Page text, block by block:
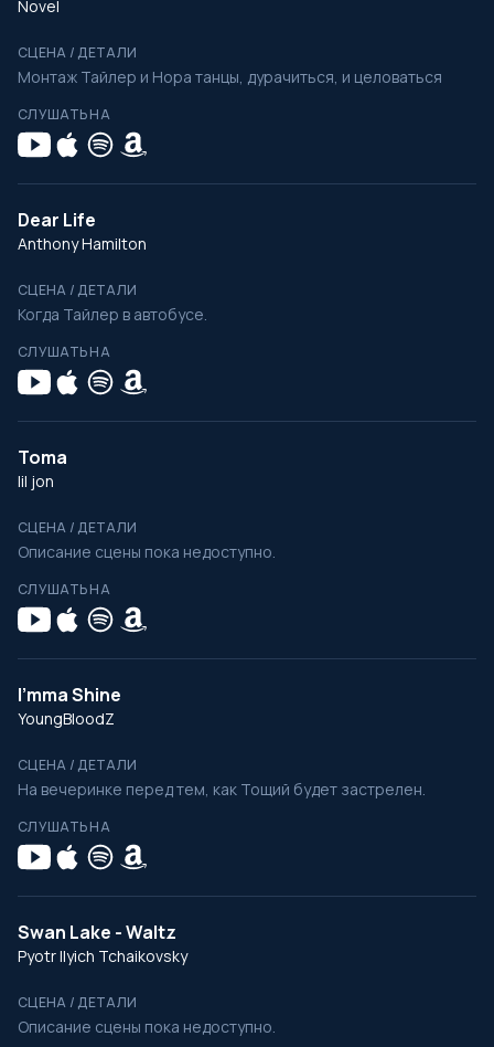
Novel
СЦЕНА / ДЕТАЛИ
Монтаж Тайлер и Нора танцы, дурачиться, и целоваться
СЛУШАТЬ НА
Dear Life
Anthony Hamilton
СЦЕНА / ДЕТАЛИ
Когда Тайлер в автобусе.
СЛУШАТЬ НА
Toma
lil jon
СЦЕНА / ДЕТАЛИ
Описание сцены пока недоступно.
СЛУШАТЬ НА
I'mma Shine
YoungBloodZ
СЦЕНА / ДЕТАЛИ
На вечеринке перед тем, как Тощий будет застрелен.
СЛУШАТЬ НА
Swan Lake - Waltz
Pyotr Ilyich Tchaikovsky
СЦЕНА / ДЕТАЛИ
Описание сцены пока недоступно.